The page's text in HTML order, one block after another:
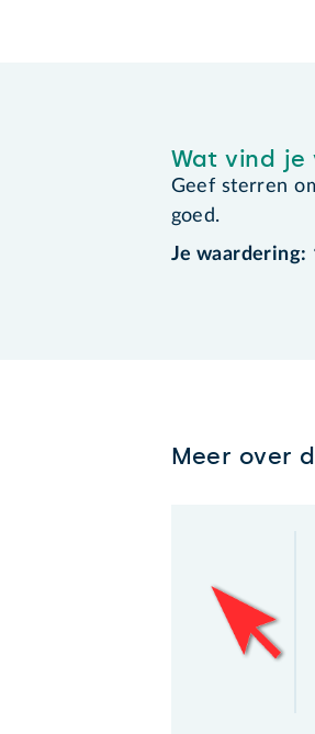
Wat vind
Geef sterren
goed.
Je waardering:
Meer over